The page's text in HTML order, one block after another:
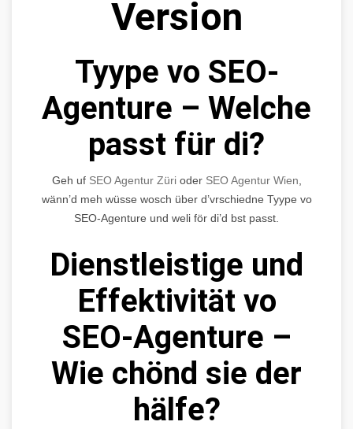
Version
Tyype vo SEO-
Agenture – Welche
passt für di?
Geh uf SEO Agentur Zürioder SEO Agentur Wien
wänn’d meh wüsse wosch über d’vrschiedne Tyype vo
SEO-Agenture und weli för di’d bst passt.
Dienstleistige und
Effektivität vo
SEO-Agenture –
Wie chönd sie der
hälfe?